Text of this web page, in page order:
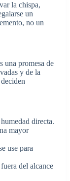
la chispa,
un
no un
una promesa de
y de la
directa.
mayor
use para
del alcance